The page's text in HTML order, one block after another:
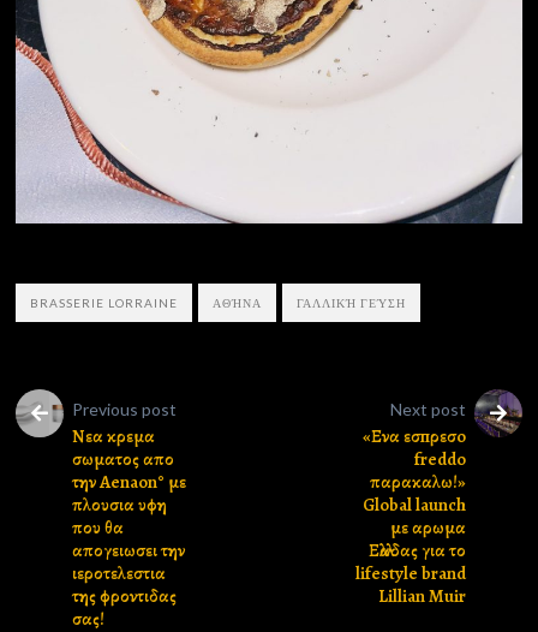
BRASSERIE LORRAINE ΑΘΉΝΑ ΓΑΛΛΙΚΉ ΓΕΎΣΗ
Previous post
Νεα κρεμα
σωματος απο
την Aenaon° με
πλουσια υφη
που θα
απογειωσει την
ιεροτελεστια
της φροντιδας
σας!
Next post
«Ενα εσпρεσo
freddo
παρακαλω!»
Global launch
με αρωμα
Ελλαδας για το
lifestyle brand
Lillian Muir